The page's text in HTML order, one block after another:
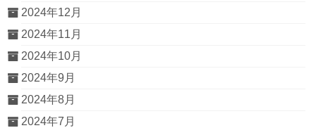
2024年12月
2024年11月
2024年10月
2024年9月
2024年8月
2024年7月